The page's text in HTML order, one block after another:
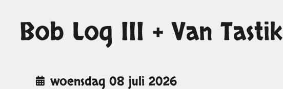
Bob Log III + Van Tastik
woensdag 08 juli 2026